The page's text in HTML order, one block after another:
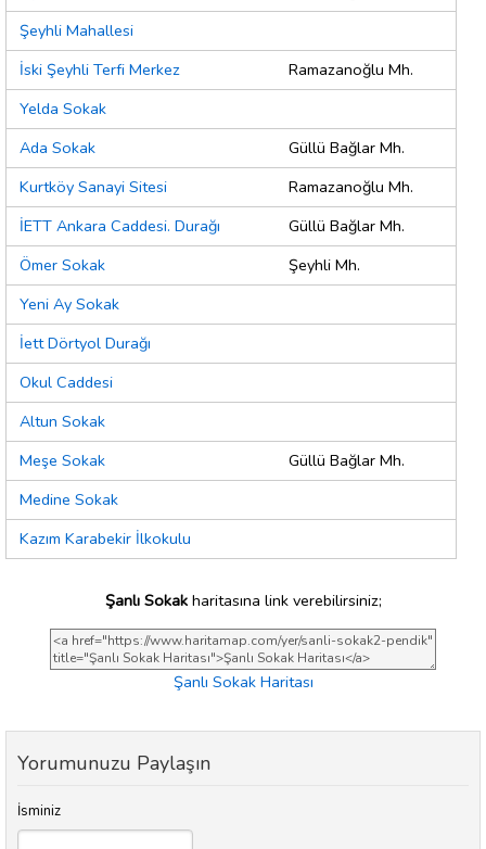
Şeyhli Mahallesi
İski Şeyhli Terfi Merkez
Ramazanoğlu Mh.
Yelda Sokak
Ada Sokak
Güllü Bağlar Mh.
Kurtköy Sanayi Sitesi
Ramazanoğlu Mh.
İETT Ankara Caddesi. Durağı
Güllü Bağlar Mh.
Ömer Sokak
Şeyhli Mh.
Yeni Ay Sokak
İett Dörtyol Durağı
Okul Caddesi
Altun Sokak
Meşe Sokak
Güllü Bağlar Mh.
Medine Sokak
Kazım Karabekir İlkokulu
Şanlı Sokakharitasına link verebilirsiniz;
Şanlı Sokak Haritası
Yorumunuzu Paylaşın
İsminiz